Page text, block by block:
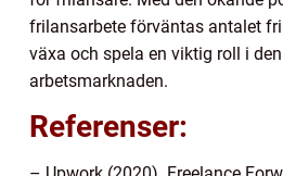
frilansarbete förväntas antalet
växa och spela en viktig roll i
arbetsmarknaden.
Referenser: